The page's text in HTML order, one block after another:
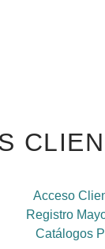
Acceso
Registro
Catálogos